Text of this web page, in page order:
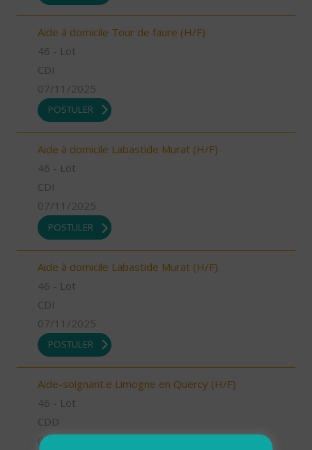
Aide à domicile Tour de faure (H/F)
46 - Lot
CDI
07/11/2025
POSTULER
Aide à domicile Labastide Murat (H/F)
46 - Lot
CDI
07/11/2025
POSTULER
Aide à domicile Labastide Murat (H/F)
46 - Lot
CDI
07/11/2025
POSTULER
Aide-soignant.e Limogne en Quercy (H/F)
46 - Lot
CDD
07/11/2025